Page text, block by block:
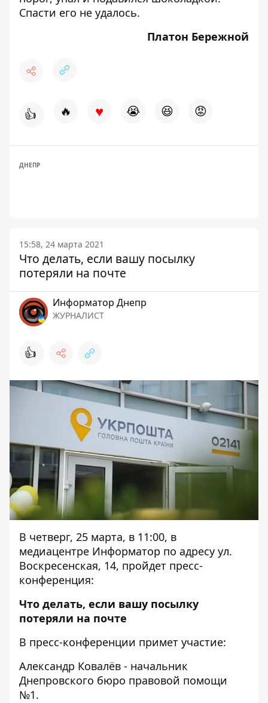
Спасти его не удалось.
Платон Бережной
👍 🔥 ♥ 😭 😆 😡
ДНЕПР
15:58, 24 марта 2021
Что делать, если вашу посылку
потеряли на почте
Информатор Днепр
ЖУРНАЛИСТ
👍
В четверг, 25 марта, в 11:00, в
медиацентре Информатор по адресу ул.
Воскресенская, 14, пройдет пресс-
конференция:
Что делать, если вашу посылку
потеряли на почте
В пресс-конференции примет участие:
Александр Ковалёв - начальник
Днепровского бюро правовой помощи
№1.